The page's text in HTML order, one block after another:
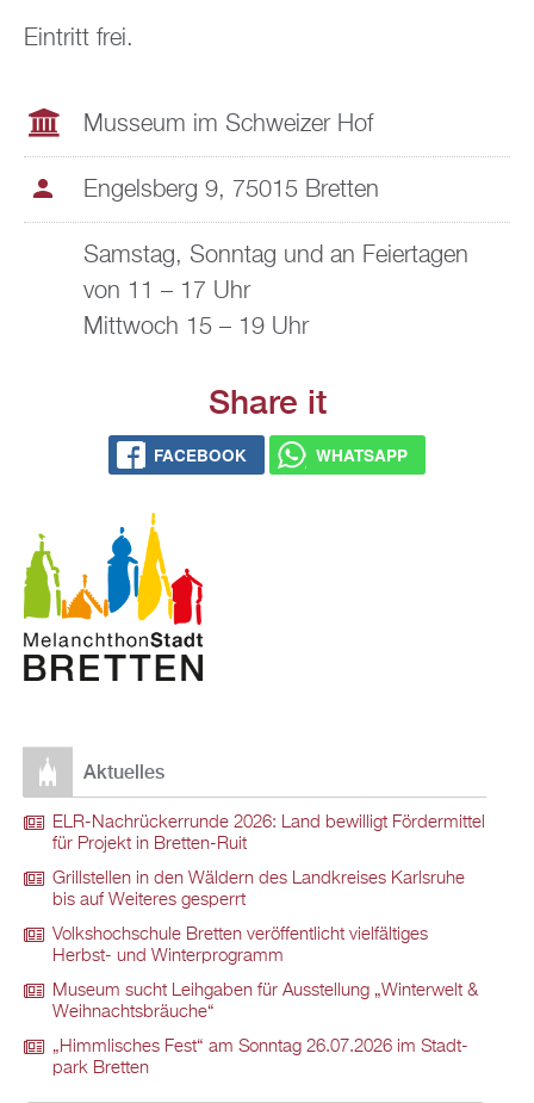
Ein­tritt frei.
Mus­se­um im Schwei­zer Hof
En­gels­berg 9, 75015 Brett­en
Sams­tag, Sonn­tag und an Fei­er­ta­gen
von 11 – 17 Uhr
Mitt­woch 15 – 19 Uhr
Share it
FACE­BOOK WHATS­APP
Ak­tu­el­les
ELR-Nach­rü­ck­er­run­de 2026: Land be­wil­ligt För­der­mit­tel
für Pro­jekt in Brett­en-Ruit
Grill­stel­len in den Wäl­dern des Land­krei­ses Karls­ru­he
bis auf Wei­te­res ge­sperrt
Volks­hoch­schu­le Brett­en ver­öf­fent­licht viel­fäl­ti­ges
Herbst- und Win­ter­pro­gramm
Mu­se­um sucht Leih­ga­ben für Aus­stel­lung „Win­ter­welt &
Weih­nachts­bräu­che“
„Himm­li­sches Fest“ am Sonn­tag 26.07.2026 im Stadt­
park Brett­en